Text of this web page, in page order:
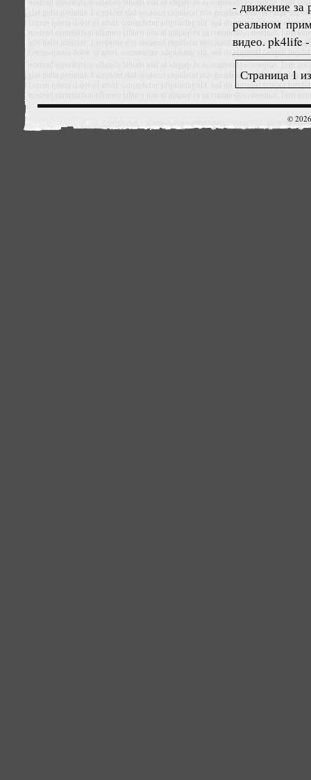
- движение за
реальном
видео. pk4life
Страница 1
©